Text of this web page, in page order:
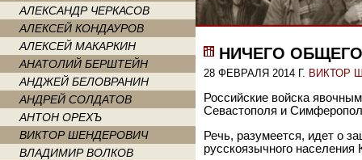
АЛЕКСАНДР ЧЕРКАСОВ
АЛЕКСЕЙ КОНДАУРОВ
АЛЕКСЕЙ МАКАРКИН
АНАТОЛИЙ БЕРШТЕЙН
АНДЖЕЙ БЕЛОВРАНИН
АНДРЕЙ СОЛДАТОВ
АНТОН ОРЕХЪ
ВИКТОР ШЕНДЕРОВИЧ
ВЛАДИМИР ВОЛКОВ
НИЧЕГО ОБЩЕГО
28 ФЕВРАЛЯ 2014 Г. ВИКТОР
Российские войска
Севастополя и
Речь, разумеется, идет о
русскоязычного населения